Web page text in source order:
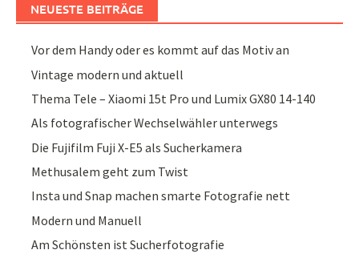
NEUESTE BEITRÄGE
Vor dem Handy oder es kommt auf das Motiv an
Vintage modern und aktuell
Thema Tele – Xiaomi 15t Pro und Lumix GX80 14-140
Als fotografischer Wechselwähler unterwegs
Die Fujifilm Fuji X-E5 als Sucherkamera
Methusalem geht zum Twist
Insta und Snap machen smarte Fotografie nett
Modern und Manuell
Am Schönsten ist Sucherfotografie